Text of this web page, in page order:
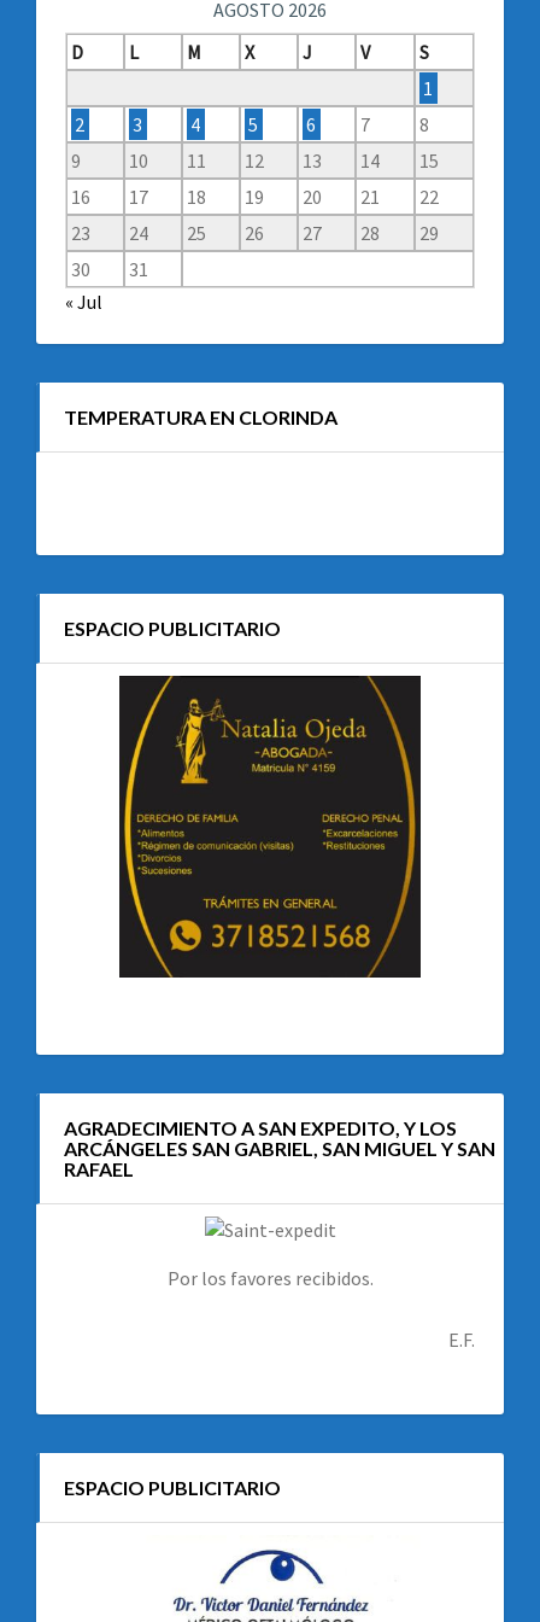
AGOSTO 2026
D
L M X J V
S
1
2
3 4 5 6 7
8
9
10 11 12 13 14
15
16
17 18 19 20 21
22
23
24 25 26 27 28
29
30
31
« Jul
TEMPERATURA EN CLORINDA
ESPACIO PUBLICITARIO
AGRADECIMIENTO A SAN EXPEDITO, Y LOS
ARCÁNGELES SAN GABRIEL, SAN MIGUEL Y SAN
RAFAEL
Por los favores recibidos.
E.F.
ESPACIO PUBLICITARIO